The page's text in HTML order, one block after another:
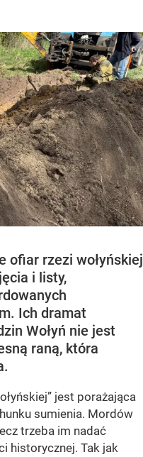
ofiar rzezi wołyńskiej
i listy,
Ich dramat
Wołyń nie jest
raną, która
jest porażająca
sumienia. Mordów
trzeba im nadać
historycznej. Tak jak